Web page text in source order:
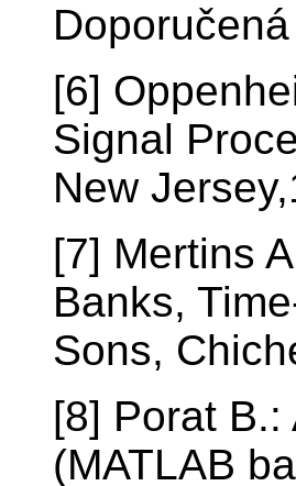
[6]
Signal
New
[7] Mertins
Banks,
Sons,
[8] Porat
(MATLAB